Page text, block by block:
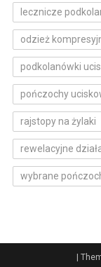
lecznicze
odzież
podkolanówki
pończochy
rajstopy na żylaki
rewelacyjne
wybrane